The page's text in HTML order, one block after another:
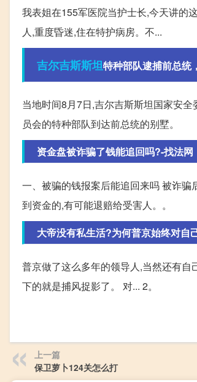
我表姐在155军医院当护士长,今天讲的
人,重度昏迷,住在特护病房。不...
吉尔吉斯斯坦特种部队逮捕前总统
当地时间8月7日,吉尔吉斯斯坦国家安
员会的特种部队到达前总统的别墅。
资金盘被诈骗了钱能追回吗?-找法网
一、被骗的钱报案后能追回来吗 被诈
到资金的,有可能退赔给受害人。。
大帝没有私生活?为何普京始终对自
普京做了这么多年的领导人,当然还有自
下的就是捕风捉影了。 对... 2。
上一篇
保卫萝卜124关怎么打